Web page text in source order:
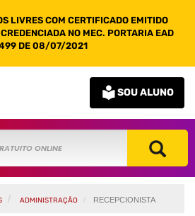
LIVRES COM CERTIFICADO EMITIDO
NO MEC. PORTARIA EAD
499 DE 08/07/2021
SOU ALUNO
ADMINISTRAÇÃO RECEPCIONISTA